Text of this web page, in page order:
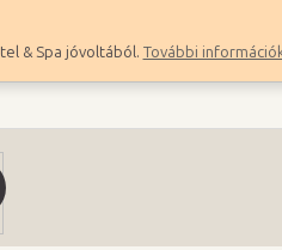
& Spa jóvoltából. További